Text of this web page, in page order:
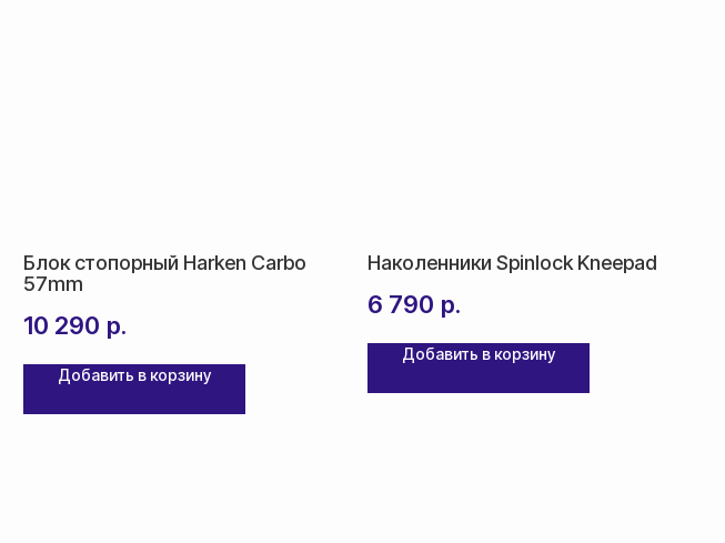
Блок стопорный Harken Carbo
57mm
10 290 р.
Добавить в корзину
Наколенники Spinlock Kneepad
6 790 р.
Добавить в корзину